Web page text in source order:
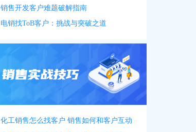
销售开发客户难题破解指南
电销找ToB客户：挑战与突破之道
化工销售怎么找客户 销售如何和客户互动